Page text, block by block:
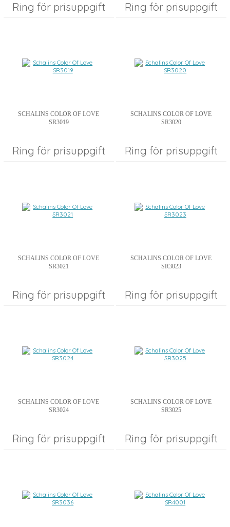
Ring för prisuppgift Ring för prisuppgift
SCHALINS COLOR OF LOVE
SR3019
Ring för prisuppgift
SCHALINS COLOR OF LOVE
SR3020
Ring för prisuppgift
SCHALINS COLOR OF LOVE
SR3021
Ring för prisuppgift
SCHALINS COLOR OF LOVE
SR3023
Ring för prisuppgift
SCHALINS COLOR OF LOVE
SR3024
Ring för prisuppgift
SCHALINS COLOR OF LOVE
SR3025
Ring för prisuppgift